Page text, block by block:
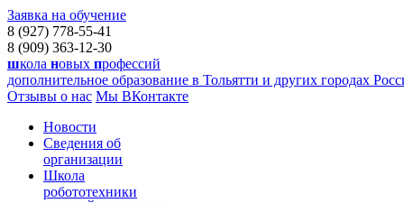
Заявка на обучение
8 (927) 778-55-41
8 (909) 363-12-30
школа новых профессий
дополнительное образование в Тольятти и других городах
Отзывы о нас Мы ВКонтакте
Новости
Сведения об
организации
Школа
робототехники